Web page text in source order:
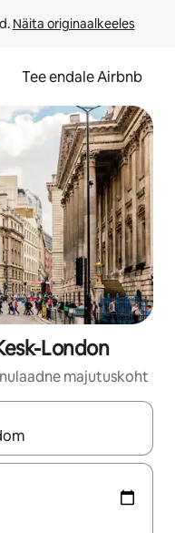
Näita originaalkeeles
Tee endale Airbnb
London
majutuskoht
nooleklahvidega või